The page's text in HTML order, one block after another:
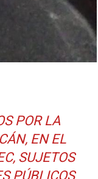
POR LA
EN EL
SUJETOS
PÚBLICOS